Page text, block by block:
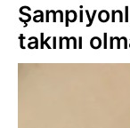
takımı